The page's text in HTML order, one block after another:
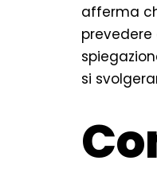
afferma
si